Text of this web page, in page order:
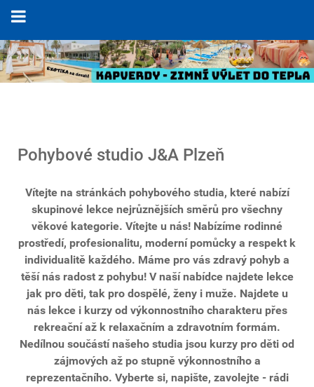
Pohybové studio J&A Plzeň
Vítejte na stránkách pohybového studia, které nabízí
skupinové lekce nejrůznějších směrů pro všechny
věkové kategorie. Vítejte u nás! Nabízíme rodinné
prostředí, profesionalitu, moderní pomůcky a respekt k
individualitě každého. Máme pro vás zdravý pohyb a
těší nás radost z pohybu! V naší nabídce najdete lekce
jak pro děti, tak pro dospělé, ženy i muže. Najdete u
nás lekce i kurzy od výkonnostního charakteru přes
rekreační až k relaxačním a zdravotním formám.
Nedílnou součástí našeho studia jsou kurzy pro děti od
zájmových až po stupně výkonnostního a
reprezentačního. Vyberte si, napište, zavolejte - rádi